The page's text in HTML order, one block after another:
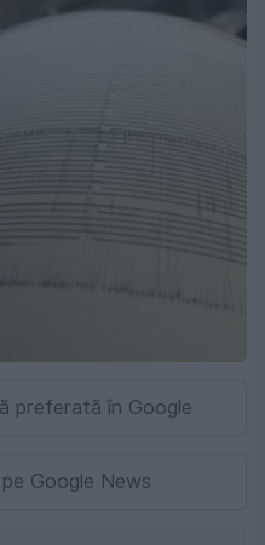
preferată în Google
Google News